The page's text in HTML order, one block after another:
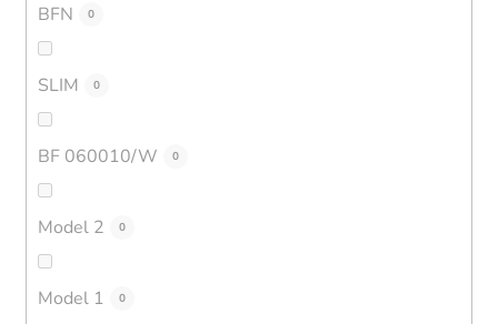
BFN 0
SLIM 0
BF 060010/W 0
Model 2 0
Model 1 0